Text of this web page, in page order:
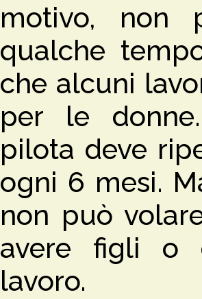
motivo, non
qualche
che alcuni
per le
pilota deve
ogni 6 mesi.
non può
avere figli o
lavoro.